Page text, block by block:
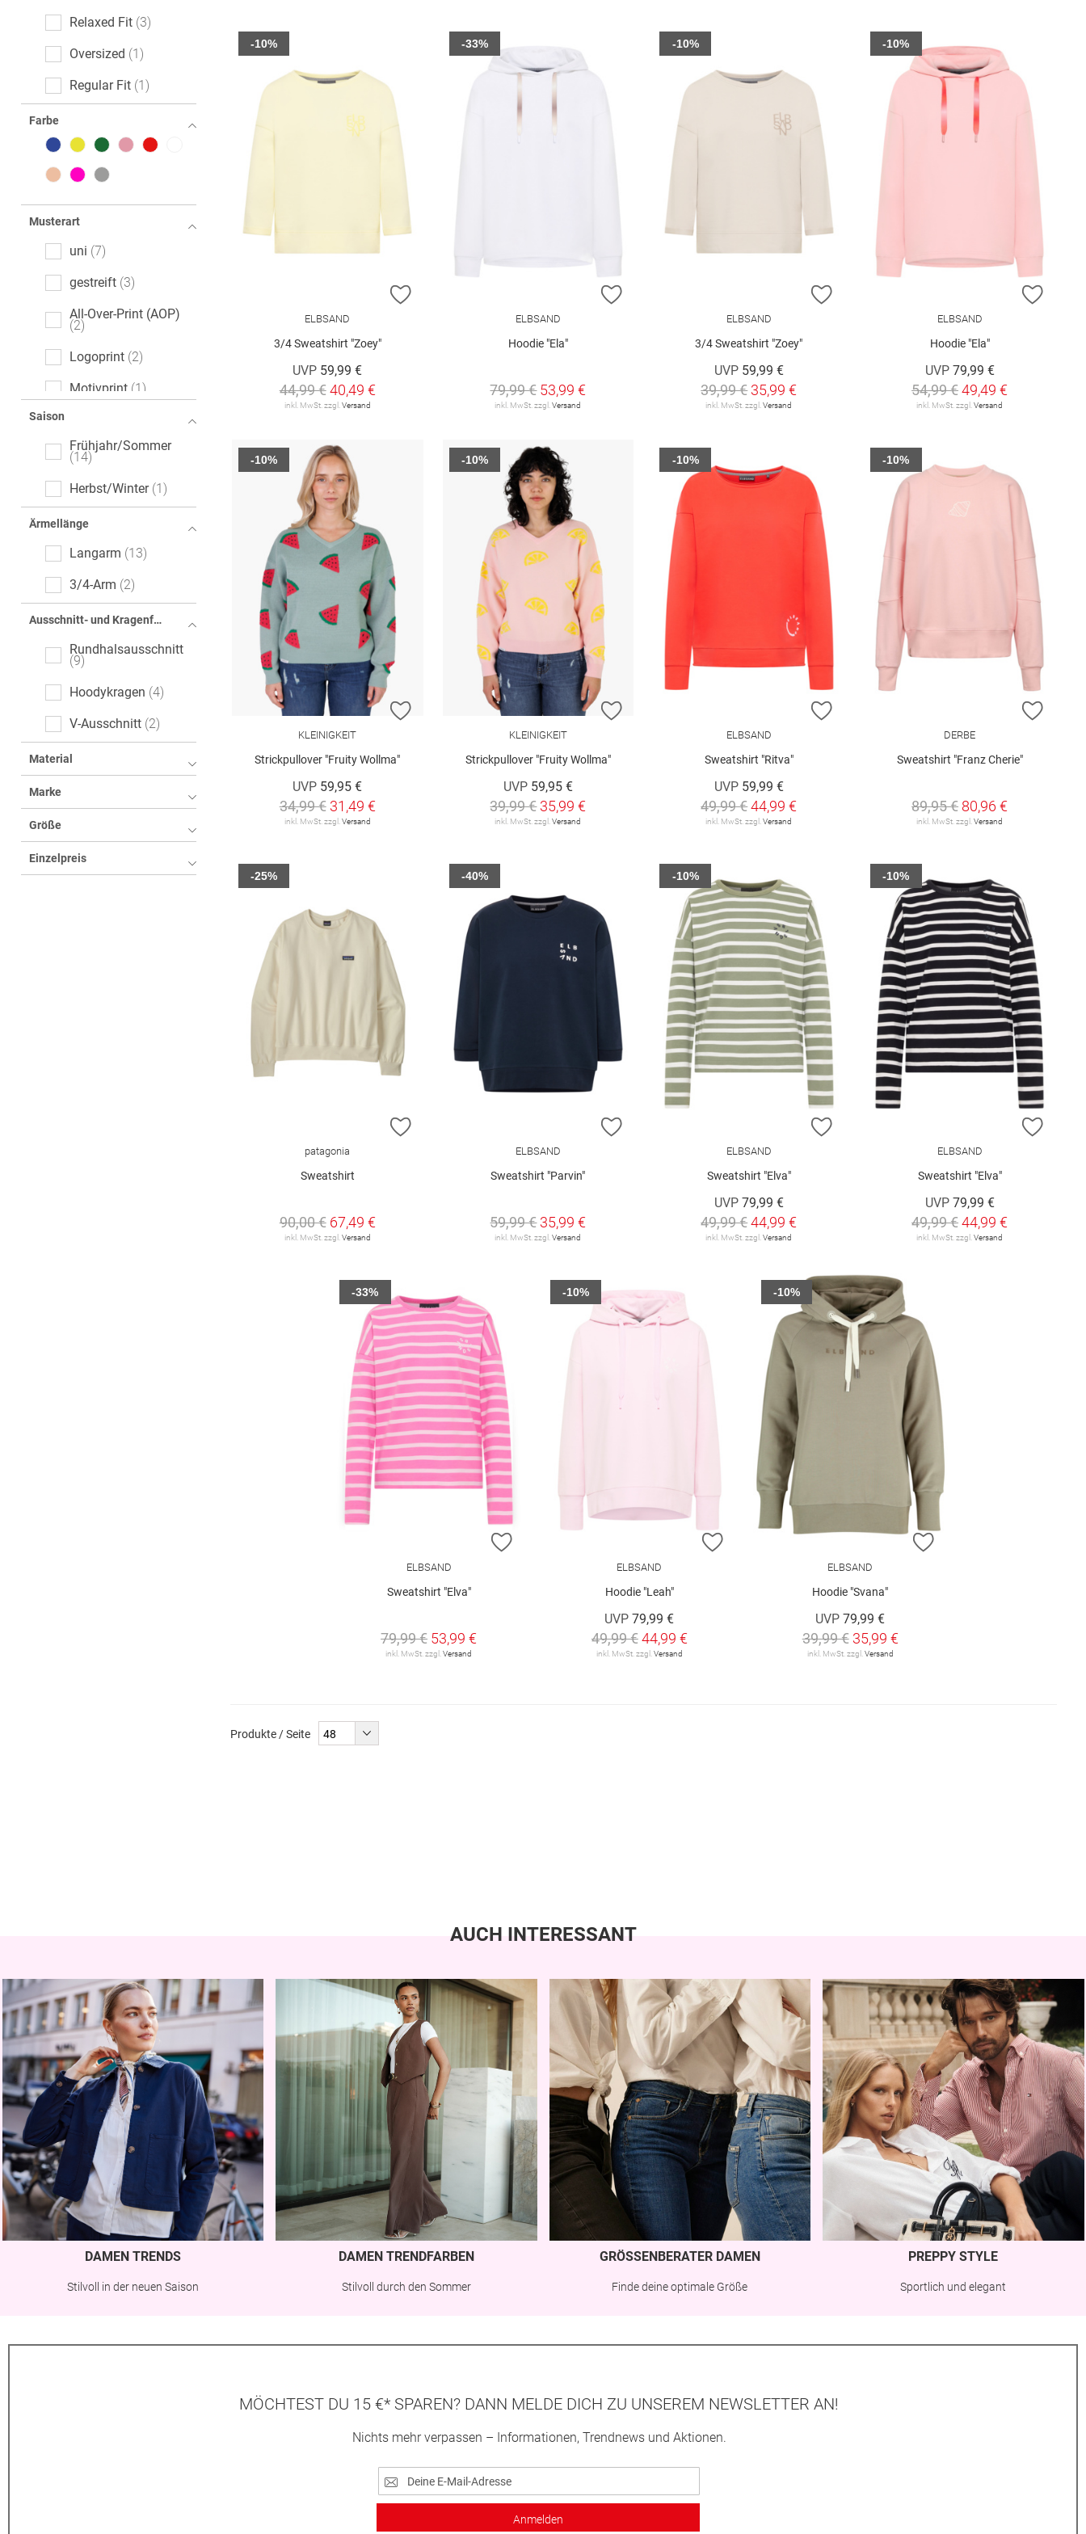
Relaxed Fit 3
Oversized 1
Regular Fit 1
Farbe
Musterart
uni 7
gestreift 3
All-Over-Print (AOP)
2
Logoprint 2
Motivprint 1
Saison
Frühjahr/Sommer
14
Herbst/Winter 1
Ärmellänge
Langarm 13
3/4-Arm 2
Ausschnitt- und Kragenform
Rundhalsausschnitt
9
Hoodykragen 4
V-Ausschnitt 2
Material
Marke
Größe
Einzelpreis
ZUR WUNSCHLISTE HINZUFÜGEN
ELBSAND
3/4 Sweatshirt "Zoey"
UVP 59,99 €
44,99 € 40,49 €
inkl. MwSt. zzgl. Versand
-10%
ZUR WUNSCHLISTE HINZUFÜGEN
ELBSAND
Hoodie "Ela"
79,99 € 53,99 €
inkl. MwSt. zzgl.Versand
-33%
ELBSAND
3/4 Sweatshirt "Zoey"
UVP 59,99 €
39,99 € 35,99 €
inkl. MwSt. zzgl.Versand
-10%
ZUR
ELBSAND
Hoodie "Ela"
UVP 79,99 €
54,99 €49,49 €
inkl. MwSt. zzgl.Versand
-10%
ZUR WUNSCHLISTE HINZUFÜGEN
KLEINIGKEIT
Strickpullover "Fruity Wollma"
UVP 59,95 €
34,99 € 31,49 €
inkl. MwSt. zzgl. Versand
-10%
ZUR WUNSCHLISTE HINZUFÜGEN
KLEINIGKEIT
Strickpullover "Fruity Wollma"
UVP 59,95 €
39,99 € 35,99 €
inkl. MwSt. zzgl.Versand
-10%
ELBSAND
Sweatshirt "Ritva"
UVP 59,99 €
49,99 €44,99 €
inkl. MwSt. zzgl.Versand
-10%
ZUR
DERBE
Sweatshirt "Franz Cherie"
89,95 € 80,96 €
inkl. MwSt. zzgl.Versand
-10%
ZUR WUNSCHLISTE HINZUFÜGEN
patagonia
Sweatshirt
90,00 € 67,49 €
inkl. MwSt. zzgl. Versand
-25%
ZUR WUNSCHLISTE HINZUFÜGEN
ELBSAND
Sweatshirt "Parvin"
59,99 € 35,99 €
inkl. MwSt. zzgl.Versand
-40%
ELBSAND
Sweatshirt "Elva"
UVP 79,99 €
49,99 €44,99 €
inkl. MwSt. zzgl.Versand
-10%
ZUR
ELBSAND
Sweatshirt "Elva"
UVP 79,99 €
49,99 €44,99 €
inkl. MwSt. zzgl.Versand
-10%
ZUR WUNSCHLISTE HINZUFÜGEN
ELBSAND
Sweatshirt "Elva"
79,99 € 53,99 €
inkl. MwSt. zzgl.Versand
-33%
ZUR WUNSCHLISTE HINZUFÜGEN
ELBSAND
Hoodie "Leah"
UVP 79,99 €
49,99 €44,99 €
inkl. MwSt. zzgl. Versand
-10%
ZUR WUNSCHLISTE
ELBSAND
Hoodie "Svana"
UVP 79,99 €
39,99 € 35,99 €
inkl. MwSt. zzgl. Versand
-10%
Produkte / Seite
AUCH INTERESSANT
DAMEN TRENDS
Stilvoll in der neuen Saison
DAMEN TRENDFARBEN
Stilvoll durch den Sommer
GRÖSSENBERATER DAMEN
Finde deine optimale Größe
PREPPY STYLE
Sportlich und elegant
MÖCHTEST DU 15 €* SPAREN? DANN MELDE DICH ZU UNSEREM NEWSLETTER AN!
Nichts mehr verpassen – Informationen, Trendnews und Aktionen.
Anmelden